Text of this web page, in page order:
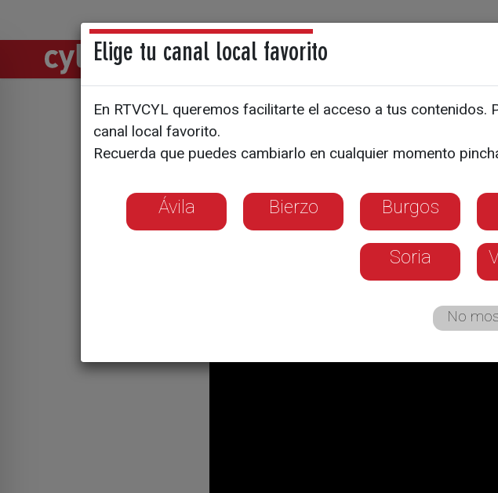
Directos Noticias
ENTREVISTA |
Elda Mata sobre la
octubre: "Tenemos
justo ahora,
menos votantes
Es la presidenta de Sociedad Civil
Elige tu canal local favorito
En RTVCYL queremos facilitarte el acceso a tus
canal local favorito.
Recuerda que puedes cambiarlo en cualquier momento
Ávila Bierzo Burgos
Soria
No